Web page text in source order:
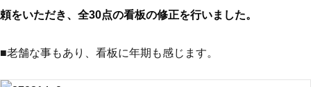
頼をいただき、全30点の看板の修正を行いました。
■老舗な事もあり、看板に年期も感じます。